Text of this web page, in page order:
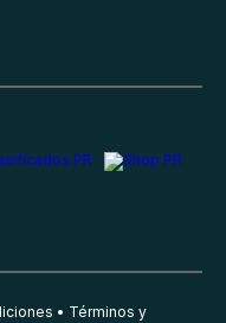
Términos y